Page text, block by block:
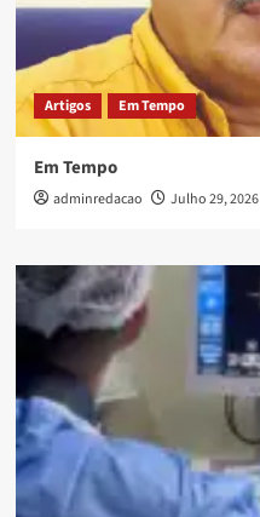
Artigos Em Tempo
Em Tempo
adminredacao Julho 29, 2026